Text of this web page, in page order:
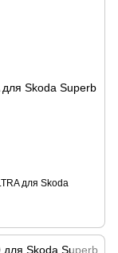
для Skoda Superb
для Skoda